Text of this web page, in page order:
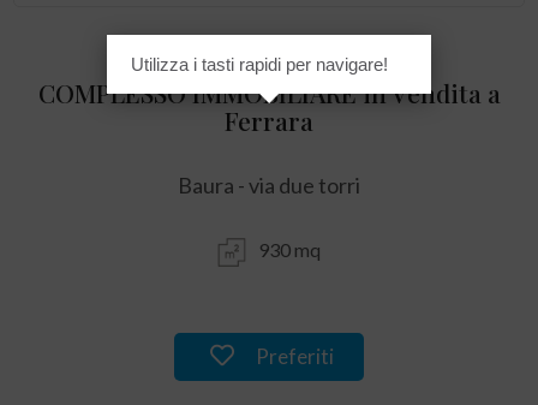
COMPLESSO IMMOBILIARE in Vendita a
Ferrara
Baura - via due torri
930 mq
Preferiti
Utilizza i tasti rapidi per navigare!